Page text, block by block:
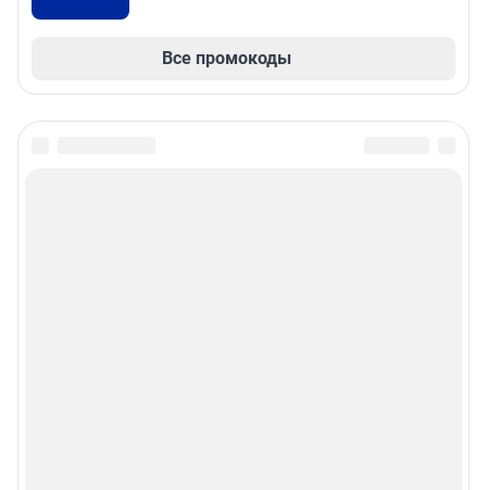
Все промокоды